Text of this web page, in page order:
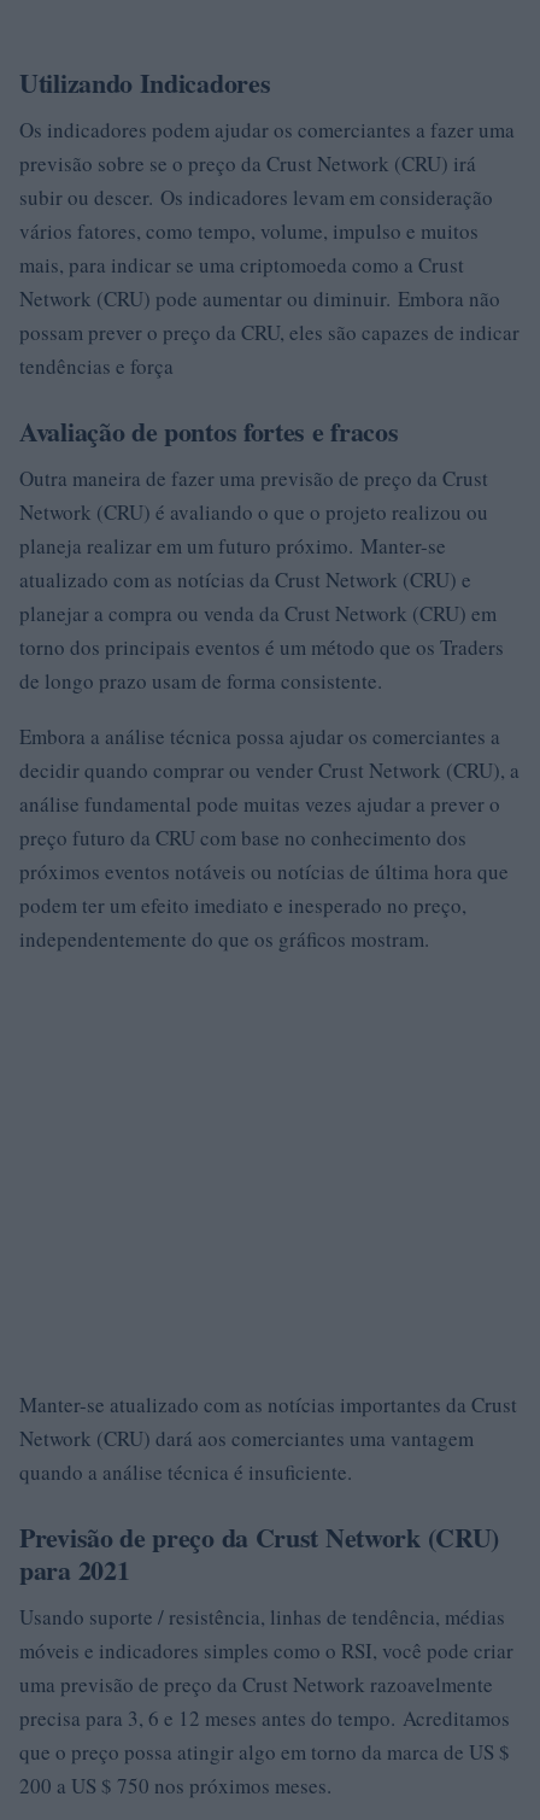
Utilizando Indicadores
Os indicadores podem ajudar os comerciantes a fazer uma
previsão sobre se o preço da Crust Network (CRU) irá
subir ou descer. Os indicadores levam em consideração
vários fatores, como tempo, volume, impulso e muitos
mais, para indicar se uma criptomoeda como a Crust
Network (CRU) pode aumentar ou diminuir. Embora não
possam prever o preço da CRU, eles são capazes de indicar
tendências e força
Avaliação de pontos fortes e fracos
Outra maneira de fazer uma previsão de preço da Crust
Network (CRU) é avaliando o que o projeto realizou ou
planeja realizar em um futuro próximo. Manter-se
atualizado com as notícias da Crust Network (CRU) e
planejar a compra ou venda da Crust Network (CRU) em
torno dos principais eventos é um método que os Traders
de longo prazo usam de forma consistente.
Embora a análise técnica possa ajudar os comerciantes a
decidir quando comprar ou vender Crust Network (CRU), a
análise fundamental pode muitas vezes ajudar a prever o
preço futuro da CRU com base no conhecimento dos
próximos eventos notáveis ​​ou notícias de última hora que
podem ter um efeito imediato e inesperado no preço,
independentemente do que os gráficos mostram.
Manter-se atualizado com as notícias importantes da Crust
Network (CRU) dará aos comerciantes uma vantagem
quando a análise técnica é insuficiente.
Previsão de preço da Crust Network (CRU)
para 2021
Usando suporte / resistência, linhas de tendência, médias
móveis e indicadores simples como o RSI, você pode criar
uma previsão de preço da Crust Network razoavelmente
precisa para 3, 6 e 12 meses antes do tempo. Acreditamos
que o preço possa atingir algo em torno da marca de US $
200 a US $ 750 nos próximos meses.